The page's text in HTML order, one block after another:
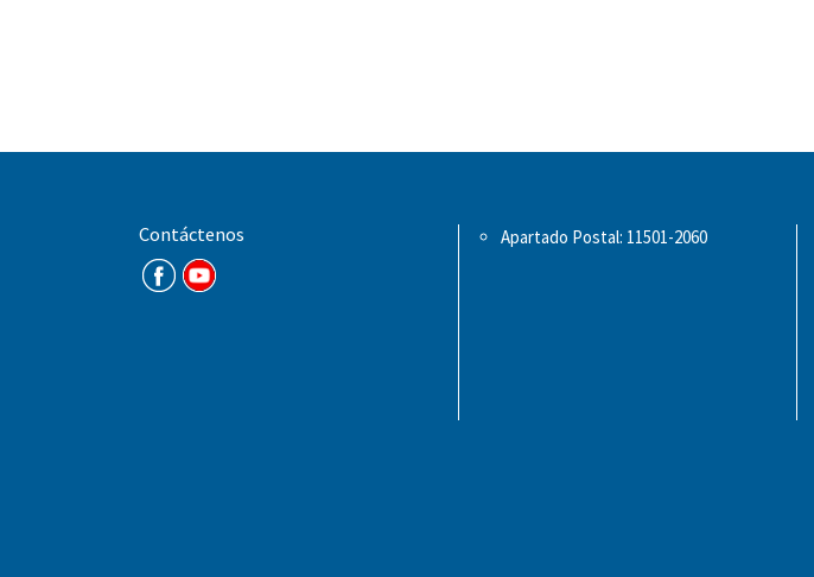
Contáctenos Apartado Postal: 11501-2060